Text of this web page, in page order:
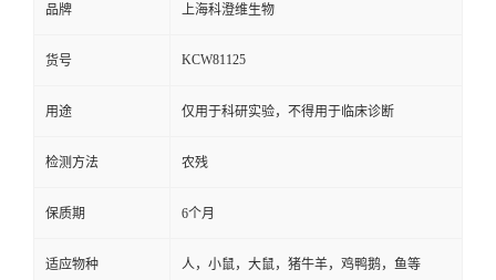
品牌 上海科澄维生物
货号 KCW81125
用途 仅用于科研实验，不得用于临床诊断
检测方法 农残
保质期 6个月
适应物种 人，小鼠，大鼠，猪牛羊，鸡鸭鹅，鱼等